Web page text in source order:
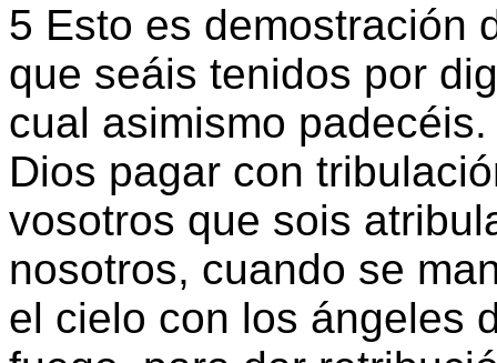
5 Esto es demostración
que seáis tenidos por
cual asimismo
Dios pagar con
vosotros que sois
nosotros, cuando se
el cielo con los ángeles